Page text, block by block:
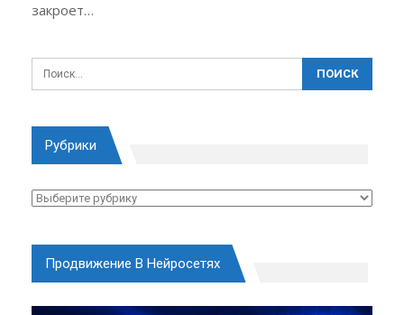
закроет…
Рубрики
Рубрики
Продвижение В Нейросетях